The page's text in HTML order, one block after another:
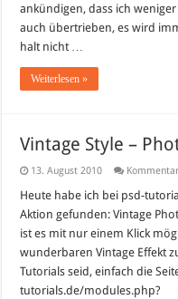
ankündigen, dass ich
auch übertrieben, es wird
halt nicht …
Weiterlesen »
Vintage Style –
13. August 2010
Heute habe ich bei psd-
Aktion gefunden: Vintage
ist es mit nur einem Klick
wunderbaren Vintage Effekt
Tutorials seid, einfach die
tutorials.de/modules.php?